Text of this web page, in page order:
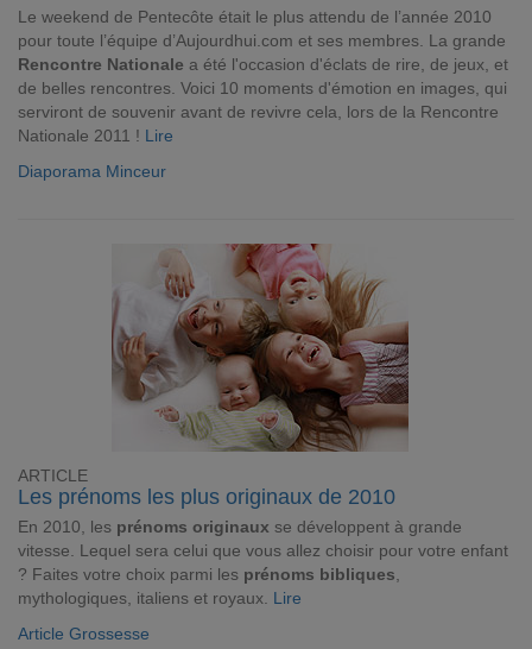
Le weekend de Pentecôte était le plus attendu de l’année 2010
pour toute l’équipe d’Aujourdhui.com et ses membres. La grande
Rencontre Nationale a été l'occasion d'éclats de rire, de jeux, et
de belles rencontres. Voici 10 moments d'émotion en images, qui
serviront de souvenir avant de revivre cela, lors de la Rencontre
Nationale 2011 ! Lire
Diaporama Minceur
ARTICLE
Les prénoms les plus originaux de 2010
En 2010, les prénoms originaux se développent à grande
vitesse. Lequel sera celui que vous allez choisir pour votre enfant
? Faites votre choix parmi les prénoms bibliques
mythologiques, italiens et royaux. Lire
Article Grossesse